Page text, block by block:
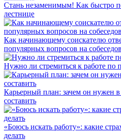
Стань незаменимым! Как быстро
лестнице
Как начинающему соискателю
популярных вопросов на
Нужно ли стремиться к работе по
Карьерный план: зачем он нужен в
составить
«Боюсь искать работу»: какие
делать